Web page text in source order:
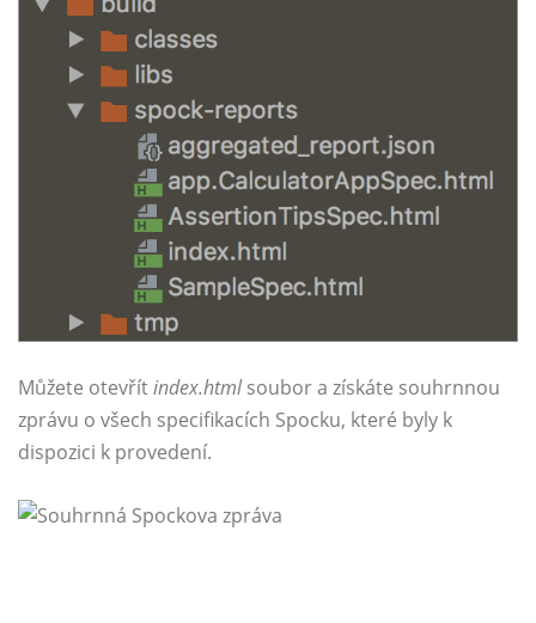
Můžete otevřítindex.htmlsoubor a získáte souhrnnou
zprávu o všech specifikacích Spocku, které byly k
dispozici k provedení.